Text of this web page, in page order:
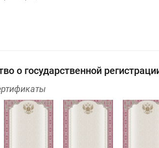
о государственной